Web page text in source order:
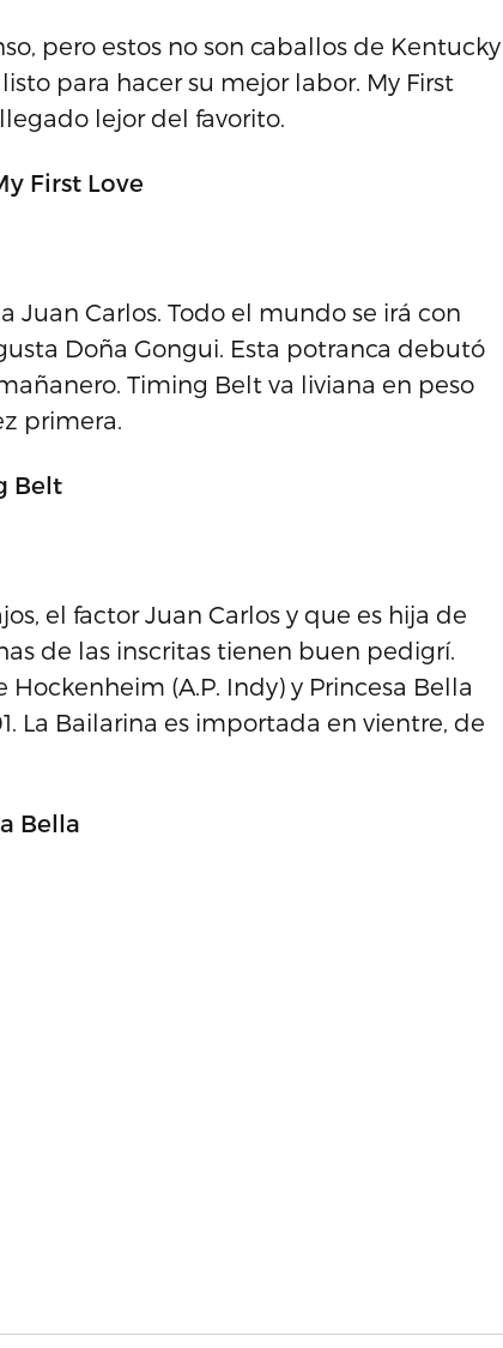
pero estos no son caballos de Kentucky
para hacer su mejor labor. My First
lejor del favorito.
First Love
Juan Carlos. Todo el mundo se irá con
Doña Gongui. Esta potranca debutó
Timing Belt va liviana en peso
primera.
Belt
el factor Juan Carlos y que es hija de
de las inscritas tienen buen pedigrí.
(A.P. Indy) y Princesa Bella
La Bailarina es importada en vientre, de
Bella